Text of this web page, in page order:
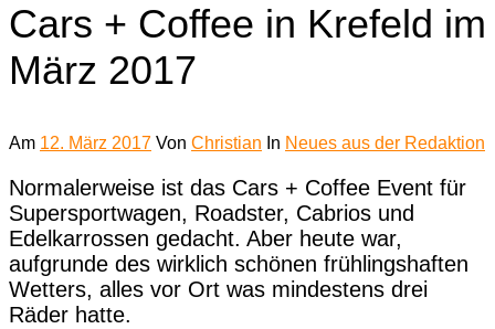
Cars + Coffee in Krefeld im
März 2017
Am 12. März 2017 Von Christian In Neues aus der Redaktion
Normalerweise ist das Cars + Coffee Event für
Supersportwagen, Roadster, Cabrios und
Edelkarrossen gedacht. Aber heute war,
aufgrunde des wirklich schönen frühlingshaften
Wetters, alles vor Ort was mindestens drei
Räder hatte.